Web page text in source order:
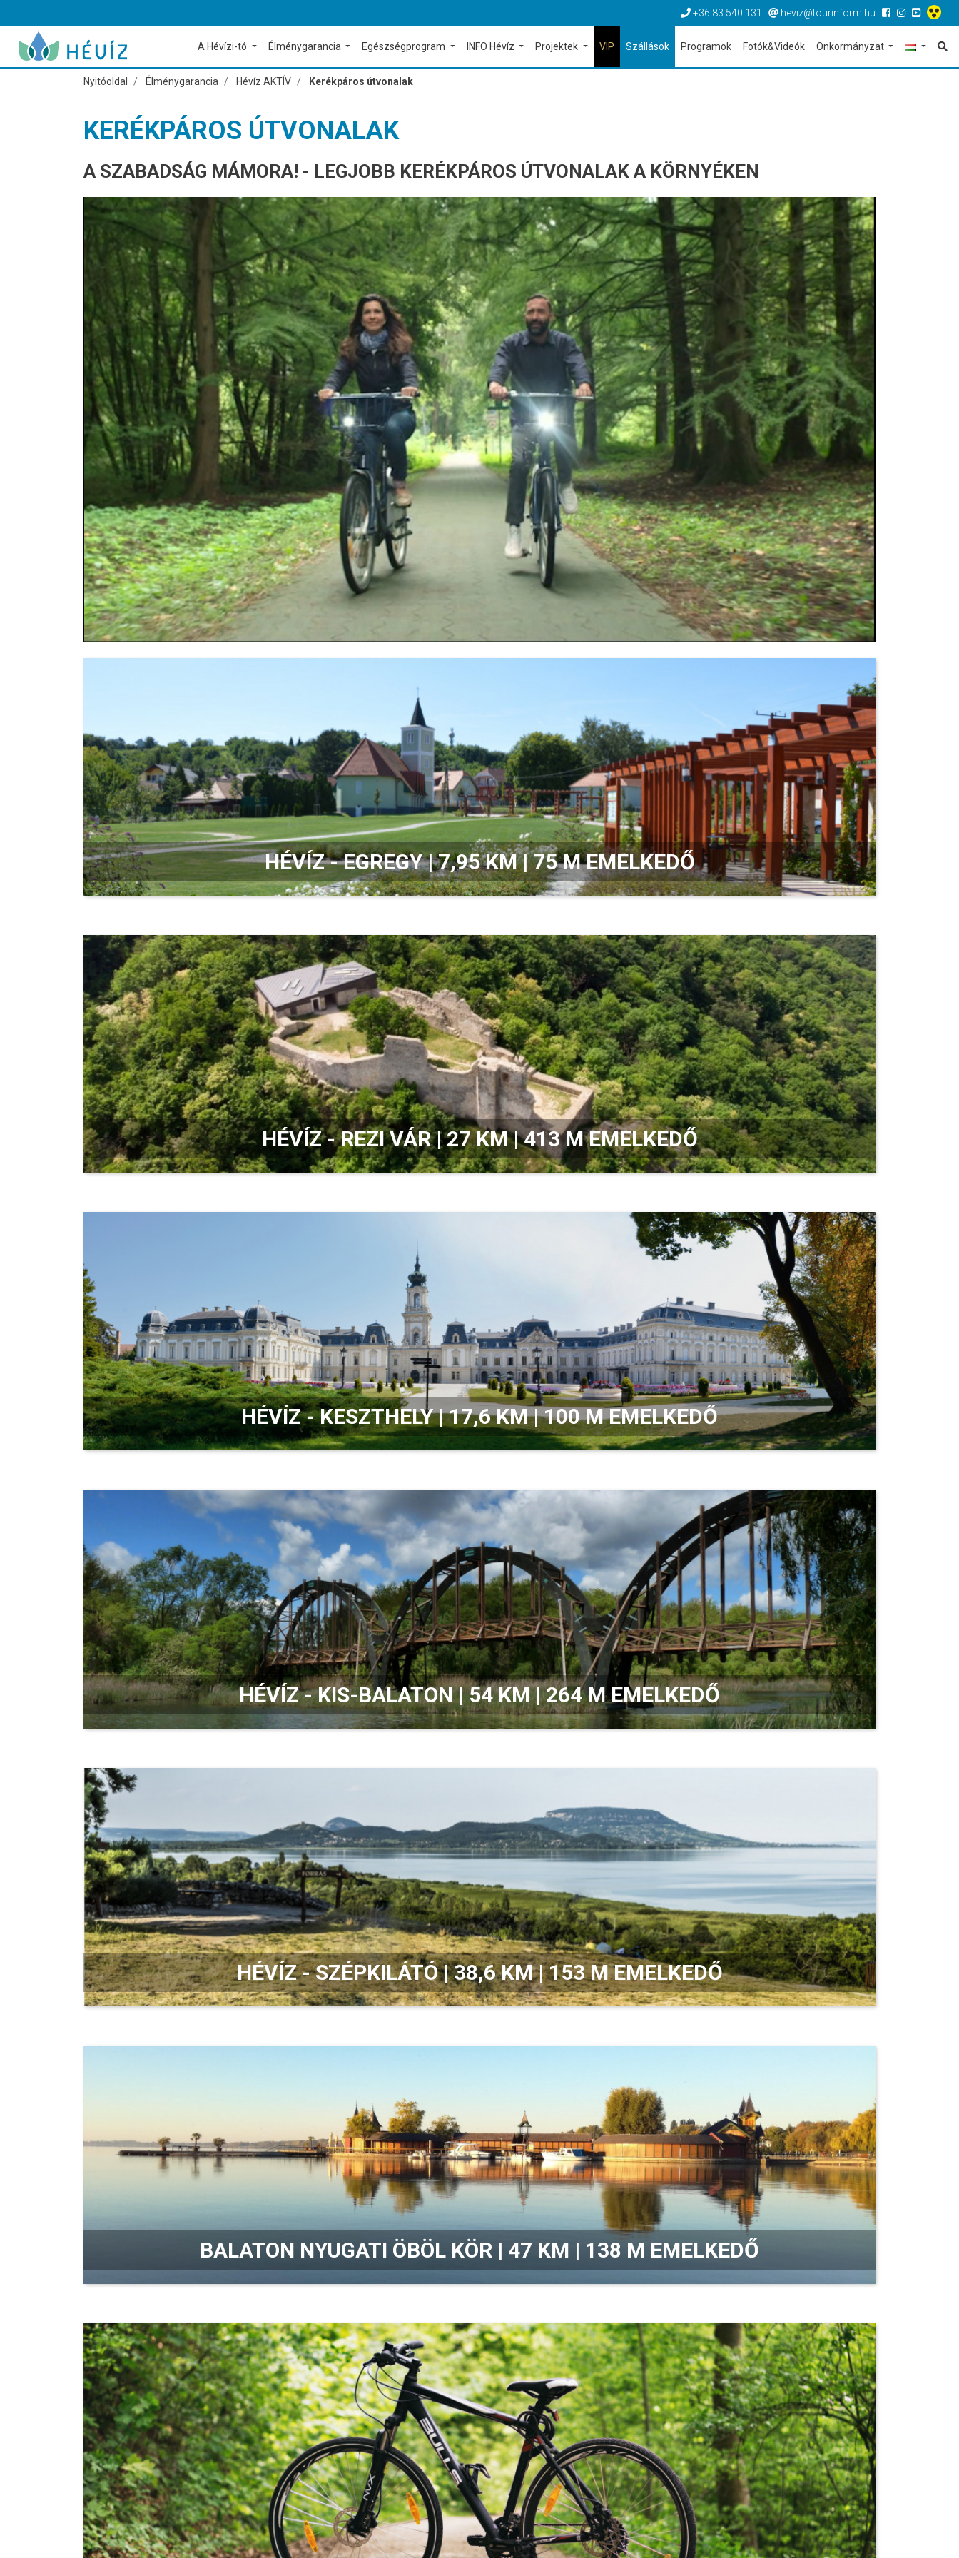
+36 83 540 131 heviz@tourinform.hu
A Hévízi-tó Élménygarancia Egészségprogram INFO Hévíz Projektek VIP Szállások Programok Fotók&Videók Önkormányzat
Nyitóoldal Élménygarancia Hévíz AKTÍV Kerékpáros útvonalak
KERÉKPÁROS ÚTVONALAK
A SZABADSÁG MÁMORA! - LEGJOBB KERÉKPÁROS ÚTVONALAK A KÖRNYÉKEN
HÉVÍZ - EGREGY | 7,95 KM | 75 M EMELKEDŐ
HÉVÍZ - REZI VÁR | 27 KM | 413 M EMELKEDŐ
HÉVÍZ - KESZTHELY | 17,6 KM | 100 M EMELKEDŐ
HÉVÍZ - KIS-BALATON | 54 KM | 264 M EMELKEDŐ
HÉVÍZ - SZÉPKILÁTÓ | 38,6 KM | 153 M EMELKEDŐ
BALATON NYUGATI ÖBÖL KÖR | 47 KM | 138 M EMELKEDŐ